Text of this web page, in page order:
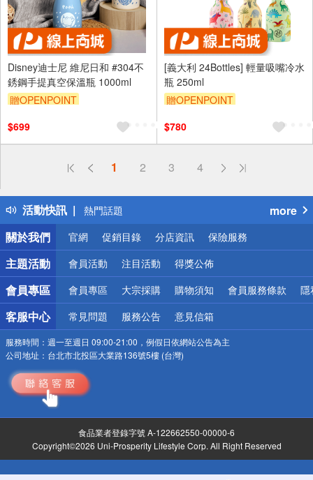
Disney迪士尼 維尼日和 #304不
銹鋼手提真空保溫瓶 1000ml
贈OPENPOINT
$699
[義大利 24Bottles] 輕量吸嘴冷水
瓶 250ml
贈OPENPOINT
$780
1 2 3 4
活動快訊
偏遠地區配送
得獎公告
熱門話題
銀行優惠
偏遠地區配送
詐騙網頁！請小心！
more
關於我們
官網 促銷目錄 分店資訊 保險服務
主題活動 會員活動 注目活動 得獎公佈
會員專區 會員專區 大宗採購 購物須知 會員服務條款 隱
客服中心 常見問題 服務公告 意見信箱
服務時間： 週一至週日 09:00-21:00，例假日依網站公告為主
公司地址： 台北市北投區大業路136號5樓 (台灣)
食品業者登錄字號 A-122662550-00000-6
Copyright©2026 Uni-Prosperity Lifestyle Corp. All Right Reserved